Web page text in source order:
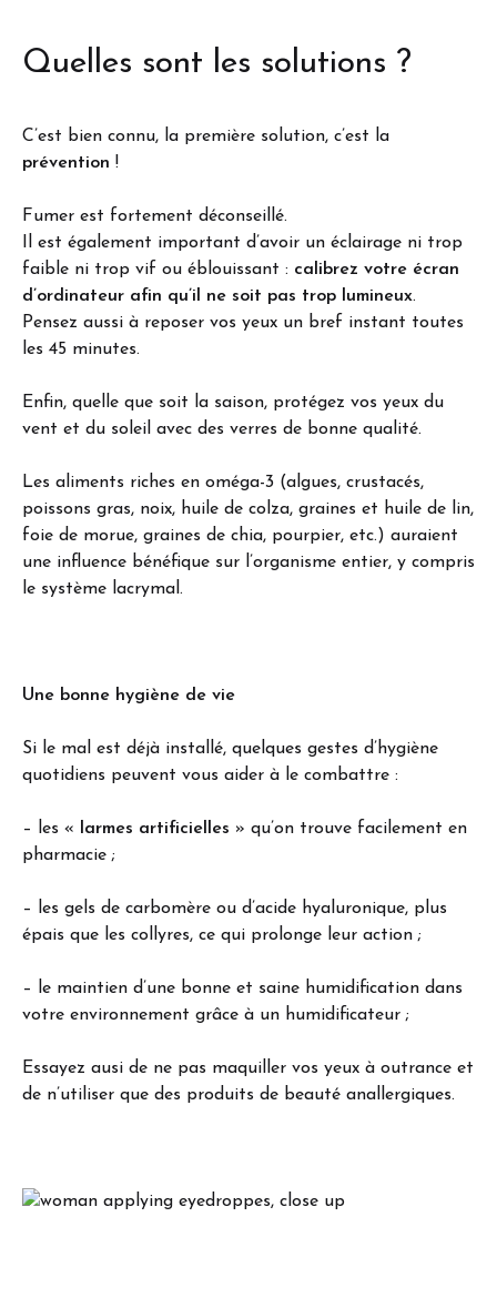
Quelles sont les solutions ?
C’est bien connu, la première solution, c’est la
prévention !
Fumer est fortement déconseillé.
Il est également important d’avoir un éclairage ni trop
faible ni trop vif ou éblouissant : calibrez votre écran
d’ordinateur afin qu’il ne soit pas trop lumineux.
Pensez aussi à reposer vos yeux un bref instant toutes
les 45 minutes.
Enfin, quelle que soit la saison, protégez vos yeux du
vent et du soleil avec des verres de bonne qualité.
Les aliments riches en oméga-3 (algues, crustacés,
poissons gras, noix, huile de colza, graines et huile de lin,
foie de morue, graines de chia, pourpier, etc.) auraient
une influence bénéfique sur l’organisme entier, y compris
le système lacrymal.
Une bonne hygiène de vie
Si le mal est déjà installé, quelques gestes d’hygiène
quotidiens peuvent vous aider à le combattre :
– les « larmes artificielles » qu’on trouve facilement en
pharmacie ;
– les gels de carbomère ou d’acide hyaluronique, plus
épais que les collyres, ce qui prolonge leur action ;
– le maintien d’une bonne et saine humidification dans
votre environnement grâce à un humidificateur ;
Essayez ausi de ne pas maquiller vos yeux à outrance et
de n’utiliser que des produits de beauté anallergiques.